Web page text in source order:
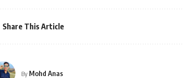
Share This Article
By Mohd Anas